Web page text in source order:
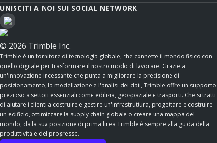
UNISCITI A NOI SUI SOCIAL NETWORK
© 2026 Trimble Inc.
Trimble è un fornitore di tecnologia globale, che connette il mondo fisico con
quello digitale per trasformare il nostro modo di lavorare. Grazie a
un'innovazione incessante che punta a migliorare la precisione di
posizionamento, la modellazione e l'analisi dei dati, Trimble offre un supporto
prezioso a settori essenziali come edilizia, geospaziale e trasporti. Che si tratti
di aiutare i clienti a costruire e gestire un'infrastruttura, progettare e costruire
un edificio, ottimizzare la supply chain globale o creare una mappa del
mondo, dalla sua posizione di prima linea Trimble è sempre alla guida della
produttività e del progresso.